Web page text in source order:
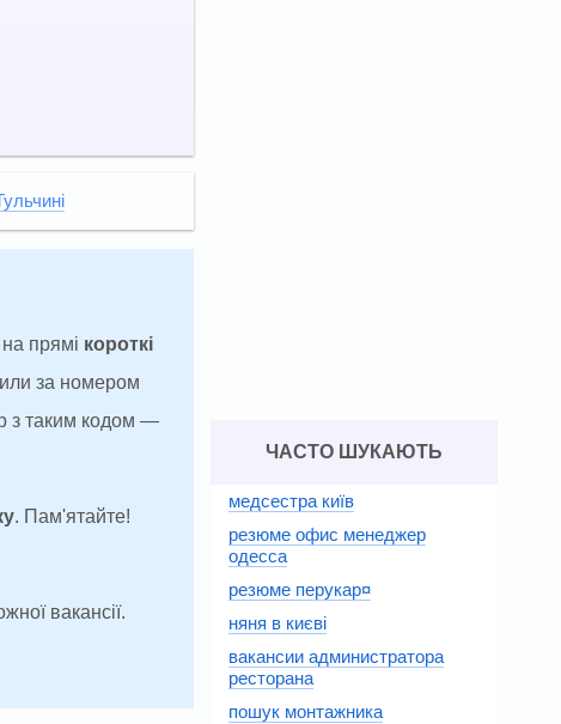
прямі короткі
за номером
з таким кодом —
. Пам'ятайте!
вакансії.
ЧАСТО ШУКАЮТЬ
медсестра київ
резюме офис менеджер
одесса
резюме перукар¤
няня в києві
вакансии администратора
ресторана
пошук монтажника